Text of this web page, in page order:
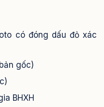
có đóng dấu đỏ xác
gốc)
BHXH